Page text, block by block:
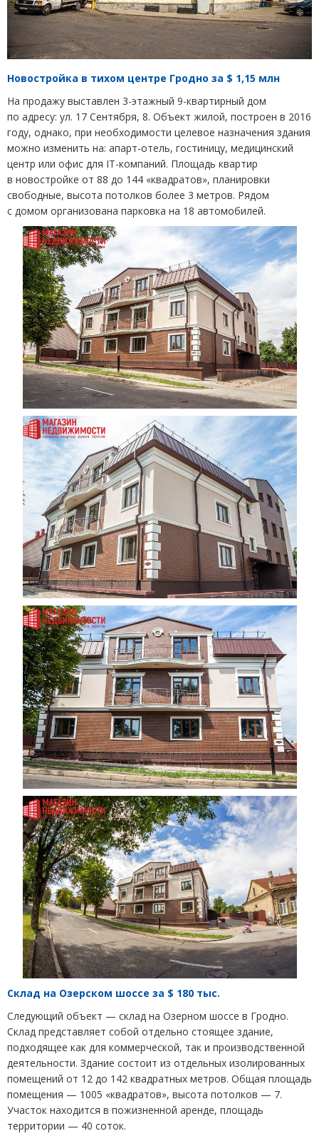
Новостройка в тихом центре Гродно за $ 1,15 млн
На продажу выставлен 3-этажный 9-квартирный дом
по адресу: ул. 17 Сентября, 8. Объект жилой, построен в 2016
году, однако, при необходимости целевое назначения здания
можно изменить на: апарт-отель, гостиницу, медицинский
центр или офис для IT-компаний. Площадь квартир
в новостройке от 88 до 144 «квадратов», планировки
свободные, высота потолков более 3 метров. Рядом
с домом организована парковка на 18 автомобилей.
Склад на Озерском шоссе за $ 180 тыс.
Следующий объект — склад на Озерном шоссе в Гродно.
Склад представляет собой отдельно стоящее здание,
подходящее как для коммерческой, так и производственной
деятельности. Здание состоит из отдельных изолированных
помещений от 12 до 142 квадратных метров. Общая площадь
помещения — 1005 «квадратов», высота потолков — 7.
Участок находится в пожизненной аренде, площадь
территории — 40 соток.